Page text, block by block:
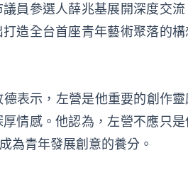
員參選人薛兆基展開深度交
造全台首座青年藝術聚落的
德表示，左營是他重要的創作
情感。他認為，左營不應只
為青年發展創意的養分。